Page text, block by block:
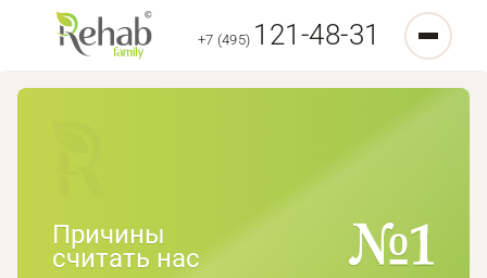
+7 (495) 121-48-31
Причины
считать нас